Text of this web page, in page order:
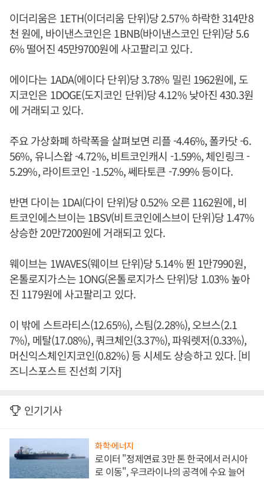
이더리움은 1ETH(이더리움 단위)당 2.57% 하락한 314만8
천 원에, 바이낸스코인은 1BNB(바이낸스코인 단위)당 5.6
6% 떨어진 45만9700원에 사고팔리고 있다.
에이다는 1ADA(에이다 단위)당 3.78% 밀린 1962원에, 도
지코인은 1DOGE(도지코인 단위)당 4.12% 낮아진 430.3원
에 거래되고 있다.
주요 가상화폐 하락폭을 살펴보면 리플 -4.46%, 폴카닷 -6.
56%, 유니스왑 -4.72%, 비트코인캐시 -1.59%, 체인링크 -
5.29%, 라이트코인 -1.52%, 쎄타토큰 -7.99% 등이다.
반면 다이는 1DAI(다이 단위)당 0.52% 오른 1162원에, 비
트코인에스브이는 1BSV(비트코인에스브이 단위)당 1.47%
상승한 20만7200원에 거래되고 있다.
웨이브는 1WAVES(웨이브 단위)당 5.14% 뛴 1만7990원,
온톨로지가스는 1ONG(온톨로지가스 단위)당 1.03% 높아
진 1179원에 사고팔리고 있다.
이 밖에 스트라티스(12.65%), 스팀(2.28%), 오브스(2.1
7%), 메탈(17.08%), 쿼크체인(3.37%), 파워렛저(0.33%),
머신익스체인지코인(0.82%) 등 시세도 상승하고 있다. [비
즈니스포스트 진선희 기자]
인기기사
화학·에너지
로이터 "정제연료 3만 톤 한국에서 러시아
로 이동", 우크라이나의 공격에 수요 늘어